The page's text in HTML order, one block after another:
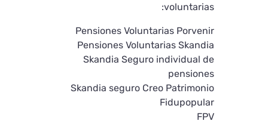
voluntarias:
Pensiones Voluntarias Porvenir
Pensiones Voluntarias Skandia
Skandia Seguro individual de
pensiones
Skandia seguro Creo Patrimonio
Fidupopular
no podrás
“AvalPay”, se